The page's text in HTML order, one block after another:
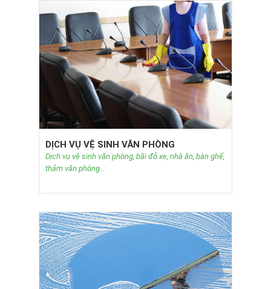
DỊCH VỤ VỆ SINH VĂN PHÒNG
Dịch vụ vệ sinh văn phòng, bãi đỗ xe, nhà ăn, bàn ghế,
thảm văn phòng…